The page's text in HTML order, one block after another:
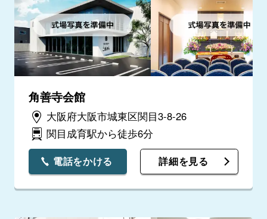
角善寺会館
大阪府大阪市城東区関目3-8-26
関目成育駅から徒歩6分
電話をかける 詳細を見る